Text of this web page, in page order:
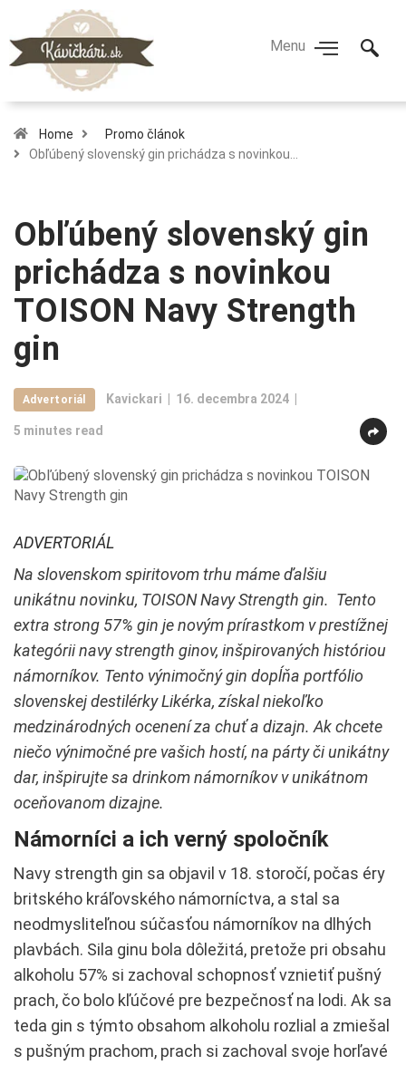
Home
Promo článok
Obľúbený slovenský gin prichádza s novinkou…
Obľúbený slovenský gin
prichádza s novinkou
TOISON Navy Strength
gin
Advertoriál Kavickari 16. decembra 2024
5 minutes read
ADVERTORIÁL
Na slovenskom spiritovom trhu máme ďalšiu
unikátnu novinku, TOISON Navy Strength gin. Tento
extra strong 57% gin je novým prírastkom v prestížnej
kategórii navy strength ginov, inšpirovaných históriou
námorníkov. Tento výnimočný gin dopĺňa portfólio
slovenskej destilérky Likérka, získal niekoľko
medzinárodných ocenení za chuť a dizajn. Ak chcete
niečo výnimočné pre vašich hostí, na párty či unikátny
dar, inšpirujte sa drinkom námorníkov v unikátnom
oceňovanom dizajne.
Námorníci a ich verný spoločník
Navy strength gin sa objavil v 18. storočí, počas éry
britského kráľovského námorníctva, a stal sa
neodmysliteľnou súčasťou námorníkov na dlhých
plavbách. Sila ginu bola dôležitá, pretože pri obsahu
alkoholu 57% si zachoval schopnosť vznietiť pušný
prach, čo bolo kľúčové pre bezpečnosť na lodi. Ak sa
teda gin s týmto obsahom alkoholu rozlial a zmiešal
s pušným prachom, prach si zachoval svoje horľavé